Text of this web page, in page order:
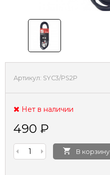
Артикул: SYC3/PS2P
Нет в наличии
490 ₽
В корзину